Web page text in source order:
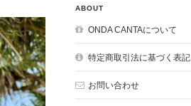
ABOUT
ONDA CANTAについて
特定商取引法に基づく表記
お問い合わせ